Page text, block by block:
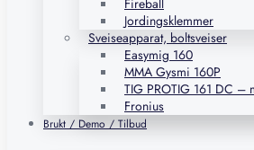
Fireball
Jordingsklemmer
Sveiseapparat, boltsveiser
Easymig 160
MMA Gysmi 160P
TIG PROTIG 161 DC –
Fronius
Brukt / Demo / Tilbud